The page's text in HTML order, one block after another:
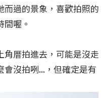
而過的景象，喜歡拍照的
喔。
厝拍進去，可能是沒走
沒拍咧...，但確定是有